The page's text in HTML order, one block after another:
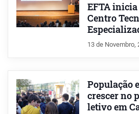
EFTA
Centro
13 de Novembro,
População
crescer no
letivo em